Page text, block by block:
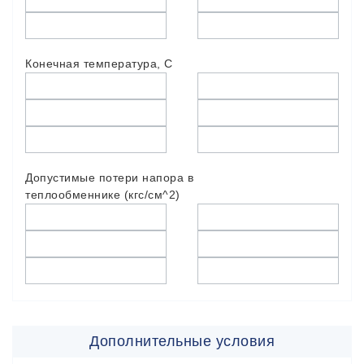
Конечная температура, С
Допустимые потери напора в
теплообменнике (кгс/см^2)
Дополнительные условия